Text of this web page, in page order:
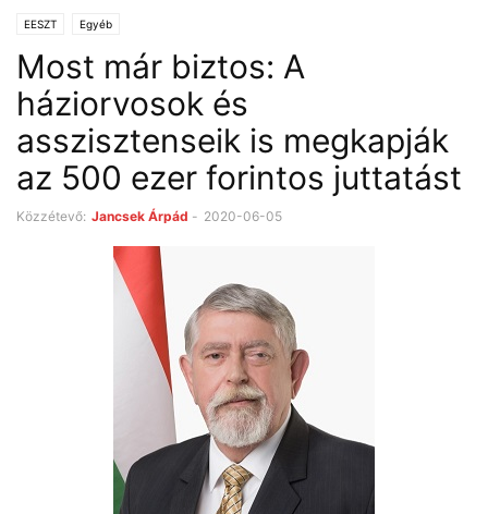
EESZT Egyéb
Most már biztos: A
háziorvosok és
asszisztenseik is megkapják
az 500 ezer forintos juttatást
Közzétevő: Jancsek Árpád - 2020-06-05